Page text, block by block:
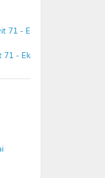
71 - Ekamai
- Ekamai